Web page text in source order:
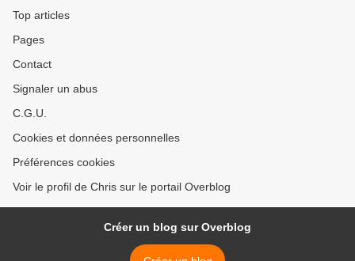
Top articles
Pages
Contact
Signaler un abus
C.G.U.
Cookies et données personnelles
Préférences cookies
Voir le profil de Chris sur le portail Overblog
Créer un blog sur Overblog